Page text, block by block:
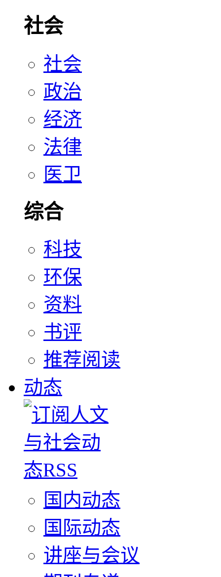
社会
社会
政治
经济
法律
医卫
综合
科技
环保
资料
书评
推荐阅读
动态
国内动态
国际动态
讲座与会议